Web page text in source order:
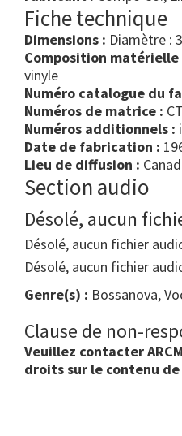
Fiche technique
Dimensions : Diamètre :
Composition matérielle
vinyle
Numéro catalogue du
Numéros de matrice :
Numéros additionnels :
Date de fabrication :
Lieu de diffusion :
Section audio
Désolé, aucun
Désolé, aucun fichier
Désolé, aucun fichier
Genre(s) : Bossanova,
Clause de non-
Veuillez contacter
droits sur le contenu